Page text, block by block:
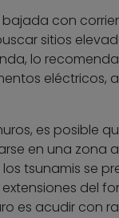
con
sitios
lo
eléctricos,
es posible
en una zona
tsunamis se
del
es acudir con